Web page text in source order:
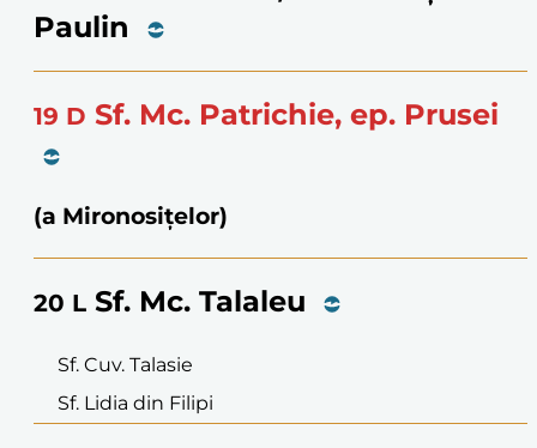
Paulin
19 D Sf. Mc. Patrichie, ep. Prusei
(a Mironosițelor)
20 L Sf. Mc. Talaleu
Sf. Cuv. Talasie
Sf. Lidia din Filipi